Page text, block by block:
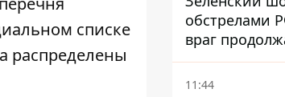
списке
распределены
обстрелами
враг
ставку на
террор
11:44